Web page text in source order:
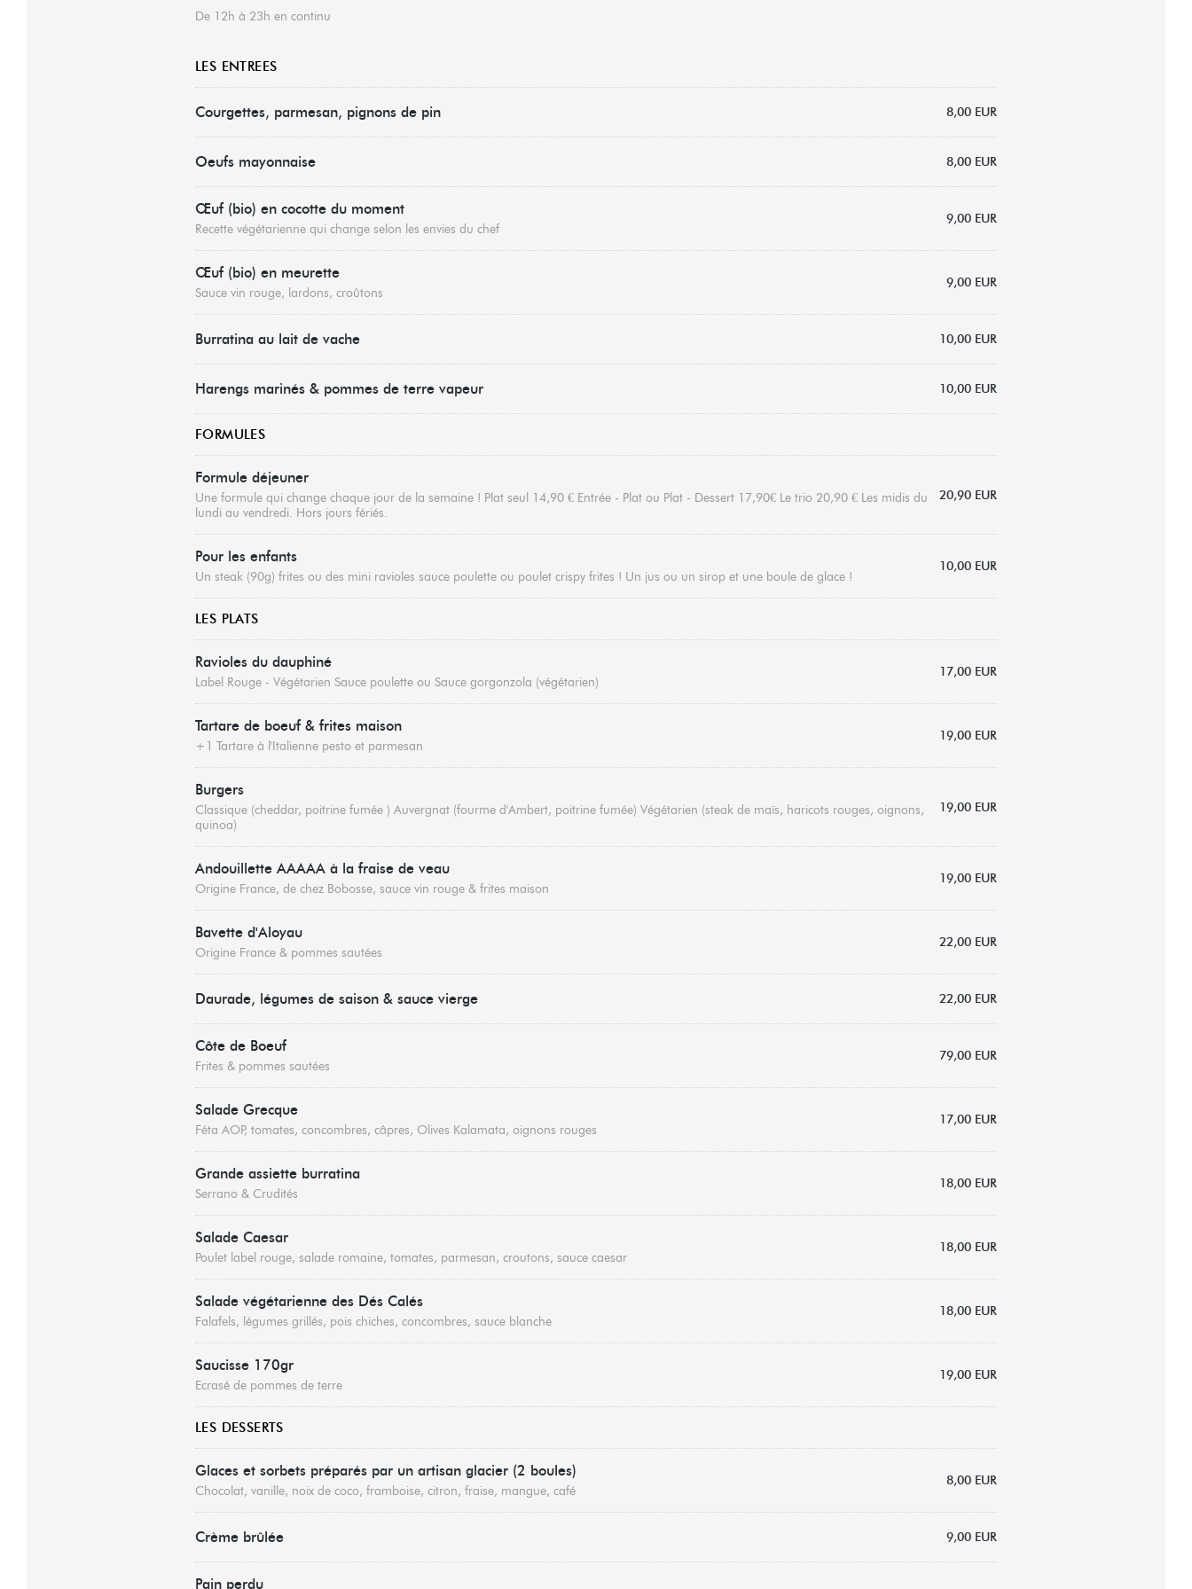
De 12h à 23h en continu
LES ENTREES
Courgettes, parmesan, pignons de pin 8,00 EUR
Oeufs mayonnaise 8,00 EUR
Œuf (bio) en cocotte du moment
Recette végétarienne qui change selon les envies du chef
9,00 EUR
Œuf (bio) en meurette
Sauce vin rouge, lardons, croûtons
9,00 EUR
Burratina au lait de vache 10,00 EUR
Harengs marinés & pommes de terre vapeur 10,00 EUR
FORMULES
Formule déjeuner
Une formule qui change chaque jour de la semaine ! Plat seul 14,90 € Entrée - Plat ou Plat - Dessert 17,90€ Le trio 20,90 € Les midis du
lundi au vendredi. Hors jours fériés.
20,90 EUR
Pour les enfants
Un steak (90g) frites ou des mini ravioles sauce poulette ou poulet crispy frites ! Un jus ou un sirop et une boule de glace !
10,00 EUR
LES PLATS
Ravioles du dauphiné
Label Rouge - Végétarien Sauce poulette ou Sauce gorgonzola (végétarien)
17,00 EUR
Tartare de boeuf & frites maison
+1 Tartare à l'Italienne pesto et parmesan
19,00 EUR
Burgers
Classique (cheddar, poitrine fumée ) Auvergnat (fourme d'Ambert, poitrine fumée) Végétarien (steak de maïs, haricots rouges, oignons,
quinoa)
19,00 EUR
Andouillette AAAAA à la fraise de veau
Origine France, de chez Bobosse, sauce vin rouge & frites maison
19,00 EUR
Bavette d'Aloyau
Origine France & pommes sautées
22,00 EUR
Daurade, légumes de saison & sauce vierge 22,00 EUR
Côte de Boeuf
Frites & pommes sautées
79,00 EUR
Salade Grecque
Féta AOP, tomates, concombres, câpres, Olives Kalamata, oignons rouges
17,00 EUR
Grande assiette burratina
Serrano & Crudités
18,00 EUR
Salade Caesar
Poulet label rouge, salade romaine, tomates, parmesan, croutons, sauce caesar
18,00 EUR
Salade végétarienne des Dés Calés
Falafels, légumes grillés, pois chiches, concombres, sauce blanche
18,00 EUR
Saucisse 170gr
Ecrasé de pommes de terre
19,00 EUR
LES DESSERTS
Glaces et sorbets préparés par un artisan glacier (2 boules)
Chocolat, vanille, noix de coco, framboise, citron, fraise, mangue, café
8,00 EUR
Crème brûlée 9,00 EUR
Pain perdu